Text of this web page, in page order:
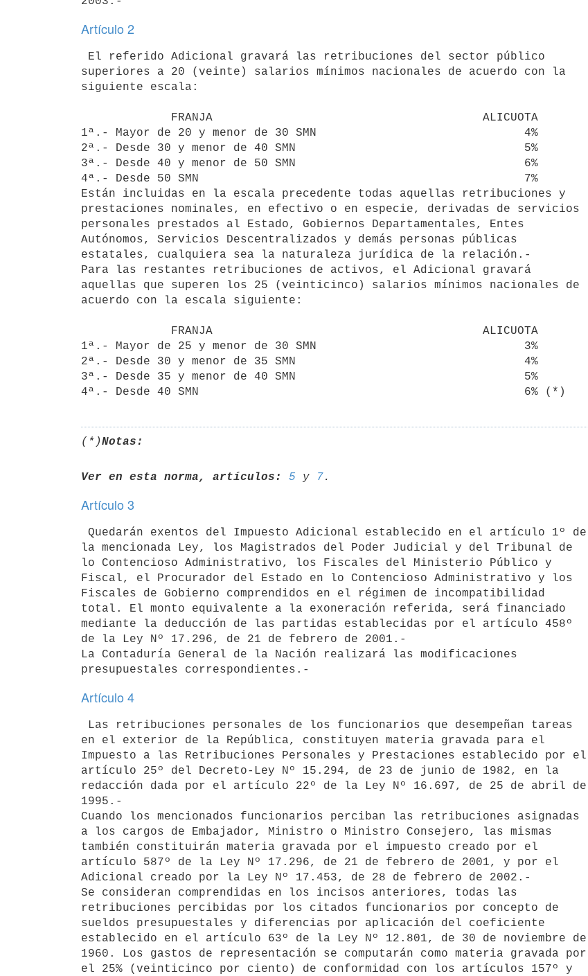
Artículo 2
superiores a 20 (veinte) salarios mínimos nacionales de acuerdo con la
siguiente escala:
1ª.- Mayor de 20 y menor de 30 SMN                              4%
2ª.- Desde 30 y menor de 40 SMN                                 5%
3ª.- Desde 40 y menor de 50 SMN                                 6%
4ª.- Desde 50 SMN                                               7%
Están incluidas en la escala precedente todas aquellas retribuciones y
prestaciones nominales, en efectivo o en especie, derivadas de servicios
personales prestados al Estado, Gobiernos Departamentales, Entes
Autónomos, Servicios Descentralizados y demás personas públicas
estatales, cualquiera sea la naturaleza jurídica de la relación.-
Para las restantes retribuciones de activos, el Adicional gravará
aquellas que superen los 25 (veinticinco) salarios mínimos nacionales de
acuerdo con la escala siguiente:
1ª.- Mayor de 25 y menor de 30 SMN                              3%
2ª.- Desde 30 y menor de 35 SMN                                 4%
3ª.- Desde 35 y menor de 40 SMN                                 5%
(*)Notas:
Ver en esta norma, artículos: 5 y 7
Artículo 3
la mencionada Ley, los Magistrados del Poder Judicial y del Tribunal de
lo Contencioso Administrativo, los Fiscales del Ministerio Público y
Fiscal, el Procurador del Estado en lo Contencioso Administrativo y los
Fiscales de Gobierno comprendidos en el régimen de incompatibilidad
total. El monto equivalente a la exoneración referida, será financiado
mediante la deducción de las partidas establecidas por el artículo 458º
de la Ley Nº 17.296, de 21 de febrero de 2001.-
La Contaduría General de la Nación realizará las modificaciones
Artículo 4
en el exterior de la República, constituyen materia gravada para el
Impuesto a las Retribuciones Personales y Prestaciones establecido por el
artículo 25º del Decreto-Ley Nº 15.294, de 23 de junio de 1982, en la
redacción dada por el artículo 22º de la Ley Nº 16.697, de 25 de abril de
1995.-
Cuando los mencionados funcionarios perciban las retribuciones asignadas
a los cargos de Embajador, Ministro o Ministro Consejero, las mismas
también constituirán materia gravada por el impuesto creado por el
artículo 587º de la Ley Nº 17.296, de 21 de febrero de 2001, y por el
Adicional creado por la Ley Nº 17.453, de 28 de febrero de 2002.-
Se consideran comprendidas en los incisos anteriores, todas las
retribuciones percibidas por los citados funcionarios por concepto de
sueldos presupuestales y diferencias por aplicación del coeficiente
establecido en el artículo 63º de la Ley Nº 12.801, de 30 de noviembre de
1960. Los gastos de representación se computarán como materia gravada por
el 25% (veinticinco por ciento) de conformidad con los artículos 157º y